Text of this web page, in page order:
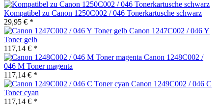
Kompatibel zu Canon 1250C002 / 046 Tonerkartusche schwarz
29,95 € *
Canon 1247C002 / 046 Y
Toner gelb
117,14 € *
Canon 1248C002 /
046 M Toner magenta
117,14 € *
Canon 1249C002 / 046 C
Toner cyan
117,14 € *